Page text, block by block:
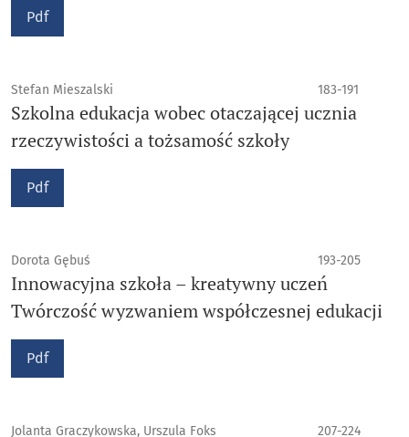
Pdf
Stefan Mieszalski 183-191
Szkolna edukacja wobec otaczającej ucznia
rzeczywistości a tożsamość szkoły
Pdf
Dorota Gębuś 193-205
Innowacyjna szkoła – kreatywny uczeń
Twórczość wyzwaniem współczesnej edukacji
Pdf
Jolanta Graczykowska, Urszula Foks 207-224